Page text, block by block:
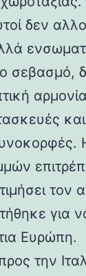
δεν
σεβασμό,
και
τον
για
Ευρώπη.
την